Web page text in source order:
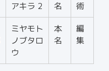
アキラ 2
名
術
ミヤモト
ノブタロ
ウ
本
名
編
集